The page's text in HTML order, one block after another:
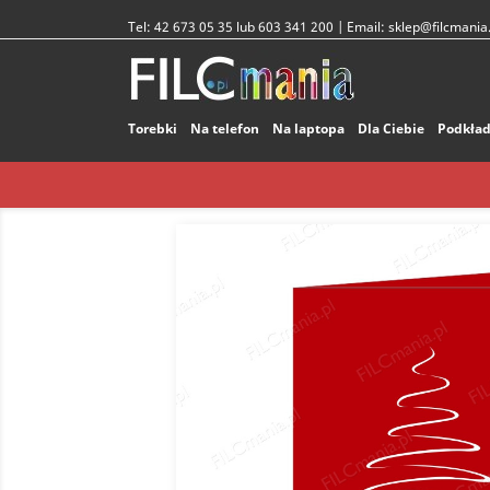
Tel: 42 673 05 35 lub 603 341 200 | Email:
Torebki Na telefon Na laptopa Dla Ciebie